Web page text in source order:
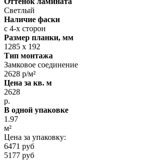
Светлый
Наличие фаски
с 4-х сторон
Размер планки, мм
1285 х 192
Тип монтажа
Замковое соединение
2628 р/м²
Цена за кв. м
2628
р.
В одной упаковке
1.97
м²
Цена за упаковку:
6471 руб
5177 руб